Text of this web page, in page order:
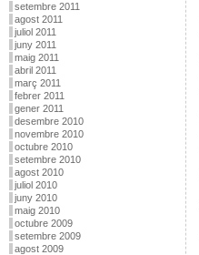
setembre 2011
agost 2011
juliol 2011
juny 2011
maig 2011
abril 2011
març 2011
febrer 2011
gener 2011
desembre 2010
novembre 2010
octubre 2010
setembre 2010
agost 2010
juliol 2010
juny 2010
maig 2010
octubre 2009
setembre 2009
agost 2009